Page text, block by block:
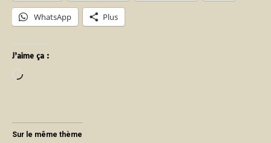
WhatsApp Plus
J’aime ça :
Sur le même thème